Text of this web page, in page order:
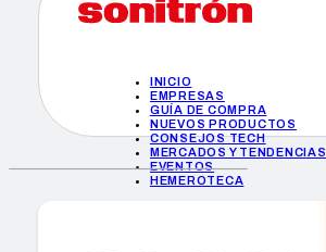
INICIO
EMPRESAS
GUÍA DE COMPRA
NUEVOS PRODUCTOS
CONSEJOS TECH
MERCADOS Y TENDENCIAS
EVENTOS
HEMEROTECA